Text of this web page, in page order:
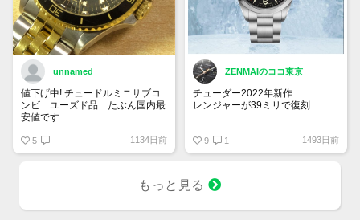
unnamed
値下げ中! チュードルミニサブコ
ンビ ユーズド品 たぶん国内最
安値です
5 1134日前
ZENMAIのココ東京
チューダー2022年新作
レンジャーが39ミリで復刻
0001が347,600円
レザー・ラバーストラップの
ファブリックストラップの
M79950-0003が311,300円
良いですねぇ
9 1 1493日前
もっと見る